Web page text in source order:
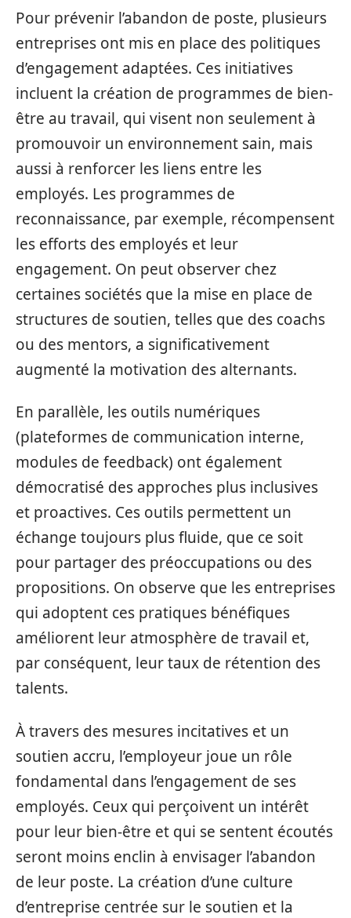
Pour prévenir l’abandon de poste, plusieurs
entreprises ont mis en place des politiques
d’engagement adaptées. Ces initiatives
incluent la création de programmes de bien-
être au travail, qui visent non seulement à
promouvoir un environnement sain, mais
aussi à renforcer les liens entre les
employés. Les programmes de
reconnaissance, par exemple, récompensent
les efforts des employés et leur
engagement. On peut observer chez
certaines sociétés que la mise en place de
structures de soutien, telles que des coachs
ou des mentors, a significativement
augmenté la motivation des alternants.
En parallèle, les outils numériques
(plateformes de communication interne,
modules de feedback) ont également
démocratisé des approches plus inclusives
et proactives. Ces outils permettent un
échange toujours plus fluide, que ce soit
pour partager des préoccupations ou des
propositions. On observe que les entreprises
qui adoptent ces pratiques bénéfiques
améliorent leur atmosphère de travail et,
par conséquent, leur taux de rétention des
talents.
À travers des mesures incitatives et un
soutien accru, l’employeur joue un rôle
fondamental dans l’engagement de ses
employés. Ceux qui perçoivent un intérêt
pour leur bien-être et qui se sentent écoutés
seront moins enclin à envisager l’abandon
de leur poste. La création d’une culture
d’entreprise centrée sur le soutien et la